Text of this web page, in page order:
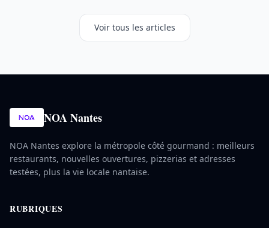
Voir tous les articles
NOA Nantes
NOA Nantes explore la métropole côté gourmand : meilleurs
restaurants, nouvelles ouvertures, pizzerias et adresses
testées, plus la vie locale nantaise.
RUBRIQUES